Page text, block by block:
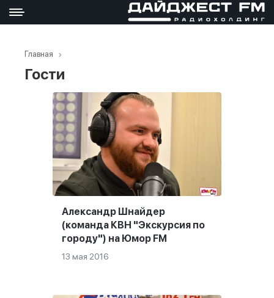
Главная
Гости
Александр Шнайдер
(команда КВН "Экскурсия по
городу") на Юмор FM
13 мая 2016